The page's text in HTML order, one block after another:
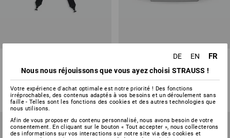
1 couleur
à p. de 22,49 €
(TTC) à p. de 5 Pièces
1 couleur
à p. de 26,06 €
(TTC) à p. de 6 Pièces
DE EN FR
Nous nous réjouissons que vous ayez choisi STRAUSS !
Votre expérience d'achat optimale est notre priorité ! Des fonctions
irréprochables, des contenus adaptés à vos besoins et un déroulement sans
faille - Telles sont les fonctions des cookies et des autres technologies que
nous utilisons.
Afin de vous proposer du contenu personnalisé, nous avons besoin de votre
consentement. En cliquant sur le bouton « Tout accepter », nous collecterons
des informations sur vos interactions sur notre site via des cookies et